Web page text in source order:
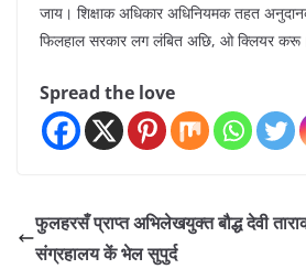
जाय। शिक्षाक अधिकार अधिनियमक तहत
फिलहाल सरकार लग लंबित अछि, ओ क्लियर
Spread the love
फुलहरसँ प्राप्त अभिलेखयुक्त बौद्ध देवी
संग्रहालय कें भेल सुपुर्द